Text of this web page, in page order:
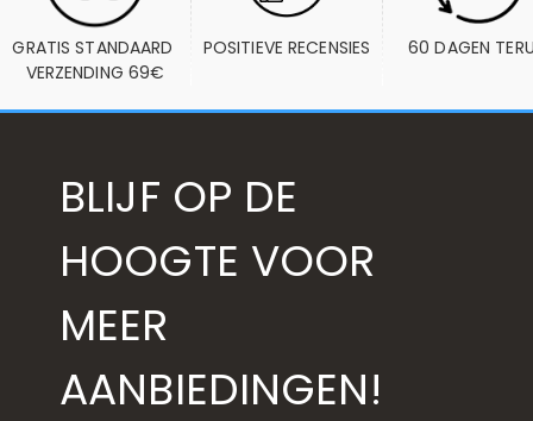
GRATIS STANDAARD
VERZENDING 69€
POSITIEVE RECENSIES 60 DAGEN
BLIJF OP DE
HOOGTE VOOR
MEER
AANBIEDINGEN!